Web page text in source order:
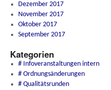
Dezember 2017
November 2017
Oktober 2017
September 2017
Kategorien
# Infoveranstaltungen intern
# Ordnungsänderungen
# Qualitätsrunden